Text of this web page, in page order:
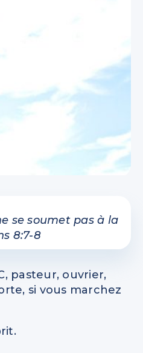
se soumet pas à la
8:7-8
pasteur, ouvrier,
si vous marchez